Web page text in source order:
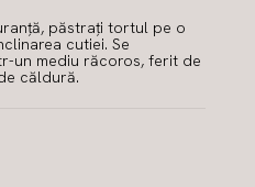
păstrați tortul pe o
cutiei. Se
un mediu răcoros, ferit de
căldură.